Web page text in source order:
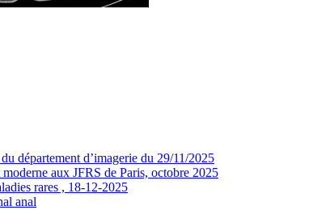
département d’imagerie du 29/11/2025
aux JFRS de Paris, octobre 2025
rares , 18-12-2025
anal